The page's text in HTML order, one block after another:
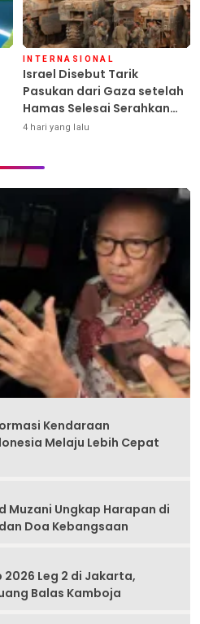
INTERNASIONAL
Israel Disebut Tarik
Pasukan dari Gaza setelah
Hamas Selesai Serahkan
Senjata
4 hari yang lalu
Kendaraan
Melaju Lebih Cepat
Muzani Ungkap Harapan di
Doa Kebangsaan
2026 Leg 2 di Jakarta,
Balas Kamboja